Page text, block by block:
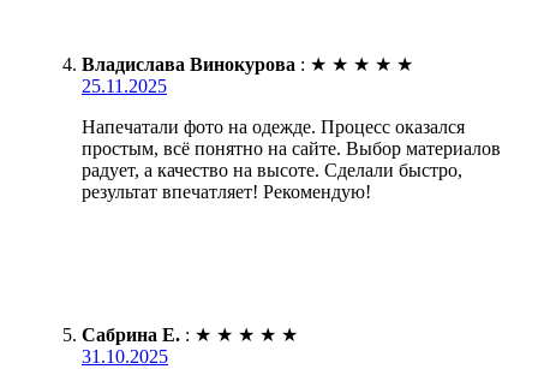
Владислава Винокурова : ★ ★ ★ ★ ★
25.11.2025
Напечатали фото на одежде. Процесс оказался
простым, всё понятно на сайте. Выбор материалов
радует, а качество на высоте. Сделали быстро,
результат впечатляет! Рекомендую!
Сабрина Е. : ★ ★ ★ ★ ★
31.10.2025